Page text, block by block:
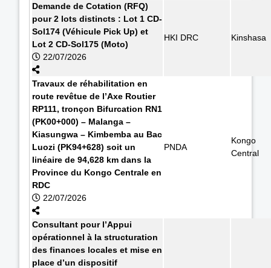
Demande de Cotation (RFQ)
pour 2 lots distincts : Lot 1 CD-
Sol174 (Véhicule Pick Up) et
Lot 2 CD-Sol175 (Moto)
22/07/2026
HKI DRC Kinshasa
Travaux de réhabilitation en
route revêtue de l’Axe Routier
RP111, tronçon Bifurcation RN1
(PK00+000) – Malanga –
Kiasungwa – Kimbemba au Bac
Luozi (PK94+628) soit un
linéaire de 94,628 km dans la
Province du Kongo Centrale en
RDC
22/07/2026
PNDA
Kongo
Central
Consultant pour l’Appui
opérationnel à la structuration
des finances locales et mise en
place d’un dispositif